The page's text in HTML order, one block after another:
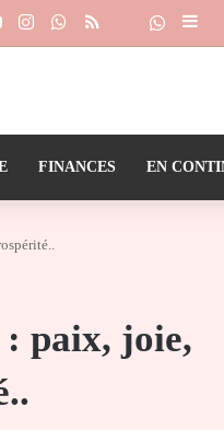
YouTubeInstagramWhatsApp
RSS Dailymotion
Suivre
FINANCES EN
paix, joie,